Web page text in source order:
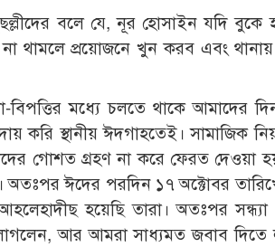
বলে যে, নূর হোসাইন যদি বুকে
থামলে প্রয়োজনে খুন করব এবং
বিপত্তির মধ্যে চলতে থাকে আমাদের
করি স্থানীয় ঈদগাহতেই। সামাজিক
গোশত গ্রহণ না করে ফেরত দেওয়া
ঈদের পরদিন ১৭ অক্টোবর তারিখে
হয়েছি তারা। অতঃপর সন্ধ্যা
লাগলেন, আর আমরা সাধ্যমত জবাব